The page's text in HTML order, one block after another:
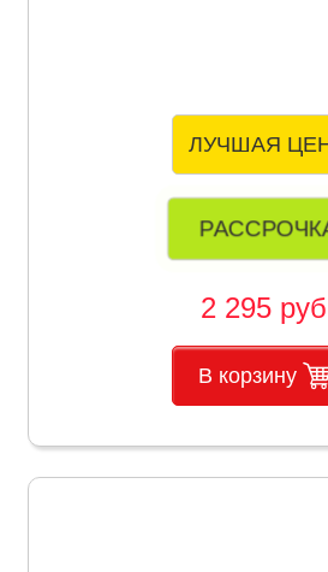
ЛУЧШАЯ
2 295
В корзину